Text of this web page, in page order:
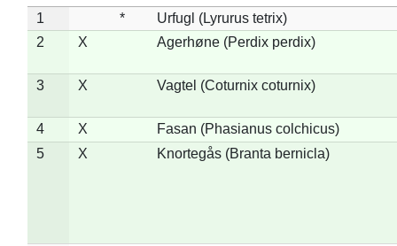
1 *
Urfugl (Lyrurus tetrix)
2
X Agerhøne (Perdix perdix)
3 X Vagtel (Coturnix coturnix)
4 X
Fasan (Phasianus colchicus)
5
X Knortegås (Branta bernicla)